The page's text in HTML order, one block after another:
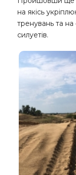
на якісь
тренувань та
силуетів.